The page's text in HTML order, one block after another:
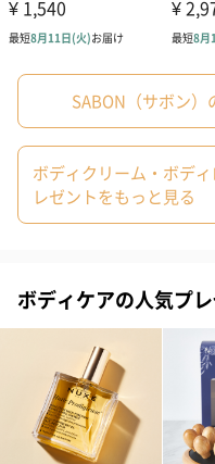
成分
【グリーン
クリル酸グ
カラスムギ､
ルキル(C10-
ロール､カプ
グリセリル､
アリン酸グリ
ギ､セチル
テアリルグ
Na､水添ヒ
クリル酸ア
リリルグリ
ム､ベンジル
ヘキシルシ
SABON（サボン
ボディクリーム・ボデ
レゼントをもっと見る
ボディケアの人気プ